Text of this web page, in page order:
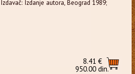
Izdavač: Izdanje autora, Beograd 1989;
8.41 €
950.00 din.